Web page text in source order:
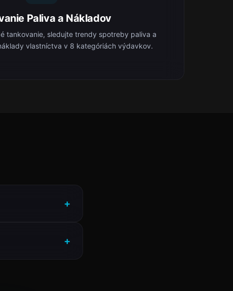
Paliva a Nákladov
tankovanie, sledujte trendy spotreby paliva a
vlastníctva v 8 kategóriách výdavkov.